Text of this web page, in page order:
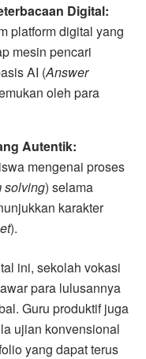
Digital:
platform digital yang
mesin pencari
AI (Answer
oleh para
Autentik:
mengenai proses
solving) selama
karakter
).
ini, sekolah vokasi
para lulusannya
Guru produktif juga
ujian konvensional
yang dapat terus